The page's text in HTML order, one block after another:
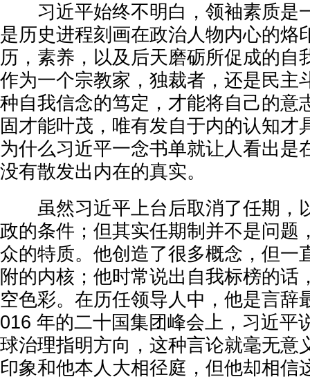
习近平始终不明白，领袖素质是
是历史进程刻画在政治人物内心的烙
历，素养，以及后天磨砺所促成的自
作为一个宗教家，独裁者，还是民主
种自我信念的笃定，才能将自己的意
固才能叶茂，唯有发自于内的认知才
为什么习近平一念书单就让人看出是
没有散发出内在的真实。
虽然习近平上台后取消了任期，
政的条件；但其实任期制并不是问题
众的特质。他创造了很多概念，但一
附的内核；他时常说出自我标榜的话
空色彩。在历任领导人中，他是言辞
016 年的二十国集团峰会上，习近平
球治理指明方向，这种言论就毫无意
印象和他本人大相径庭，但他却相信